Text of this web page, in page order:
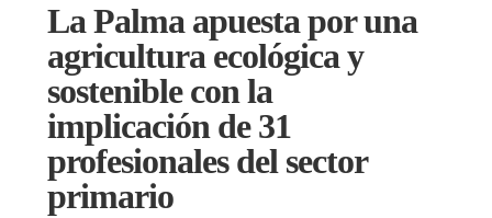
La Palma apuesta por una
agricultura ecológica y
sostenible con la
implicación de 31
profesionales del sector
primario